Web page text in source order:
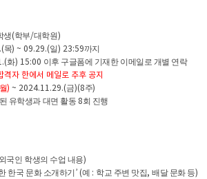
생(학부/대학원)
목) ~ 09.29.(일) 23:59까지
화) 15:00 이후 구글폼에 기재한 이메일로 개별 연락
격자 한에서 메일로 추후 공지
)~ 2024.11.29.(금)(8주)
유학생과 대면 활동 8회 진행
국인 학생의 수업 내용)
한국 문화 소개하기 ’(예 : 학교 주변 맛집,배달 문화 등)